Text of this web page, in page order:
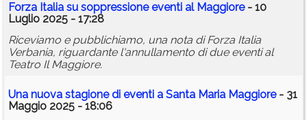
Forza Italia su soppressione eventi al Maggiore- 10
Luglio 2025 - 17:28
Riceviamo e pubblichiamo, una nota di Forza Italia
Verbania, riguardante l'annullamento di due eventi al
Teatro Il Maggiore.
Una nuova stagione di eventi a Santa Maria Maggiore- 31
Maggio 2025 - 18:06